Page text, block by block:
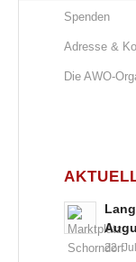
Spenden
Adresse &
Die AWO-
22.